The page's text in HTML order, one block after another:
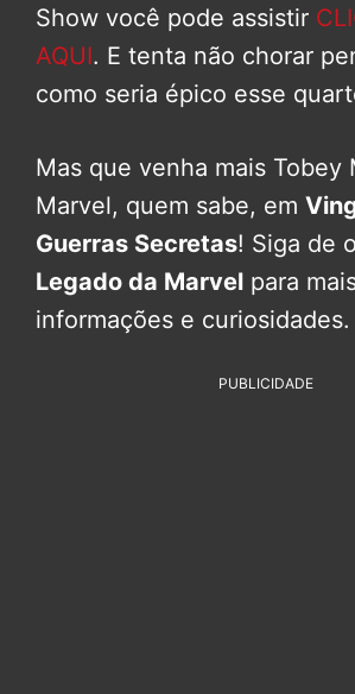
Show você pode assistir
AQUI. E tenta não chorar
como seria épico esse
Mas que venha mais Tobey
Marvel, quem sabe, em
Guerras Secretas! Siga de
Legado da Marvel para
informações e curiosidades.
PUBLICIDADE